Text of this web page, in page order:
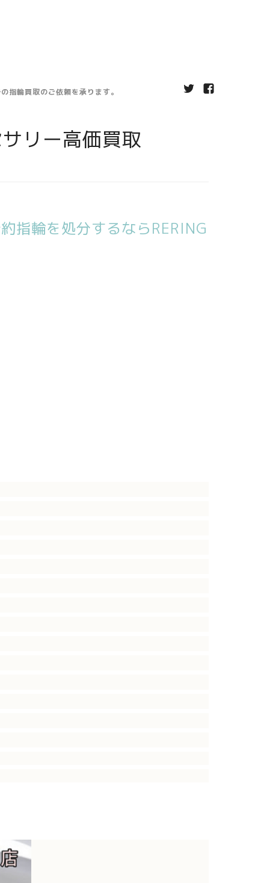
指輪買取のご依頼を承ります。
リー高価買取
指輪を処分するならRERING